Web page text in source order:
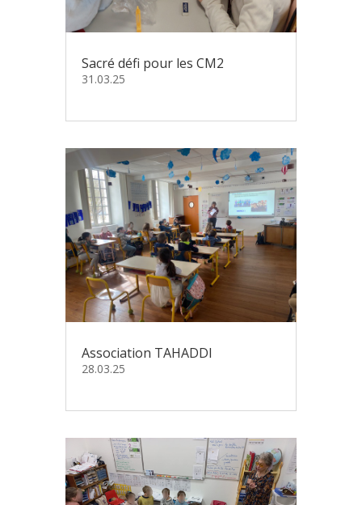
Sacré défi pour les CM2
31.03.25
Association TAHADDI
28.03.25